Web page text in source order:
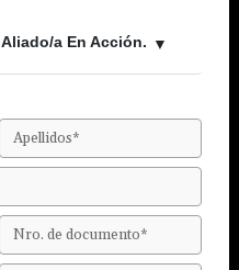
Aliado/a En Acción.